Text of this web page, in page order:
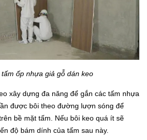
tấm ốp nhựa giả gỗ dán keo
xây dựng đa năng để gắn các tấm nhựa
được bôi theo đường lượn sóng để
bề mặt tấm. Nếu bôi keo quá ít sẽ
độ bám dính của tấm sau này.